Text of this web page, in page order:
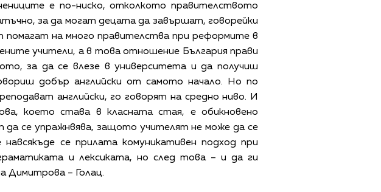
е по-ниско, отколкото правителството
за да могат децата да завършат, говорейки
помагат на много правителства при реформите в
учители, а в това отношение България прави
за да се влезе в университета и да получиш
добър английски от самото начало. Но по
английски, го говорят на средно ниво. И
което става в класната стая, е обикновено
да се упражнвява, защото учителят не може да се
се прилата комуникативен подход при
и лексиката, но след това – и да ги
Димитрова – Голац.